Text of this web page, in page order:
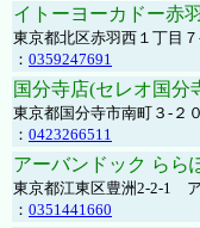
イトーヨーカドー赤
東京都北区赤羽西１丁目
： 0359247691
国分寺店(セレオ国分
東京都国分寺市南町３-２
： 0423266511
アーバンドック らら
東京都江東区豊洲2-2-1
： 0351441660